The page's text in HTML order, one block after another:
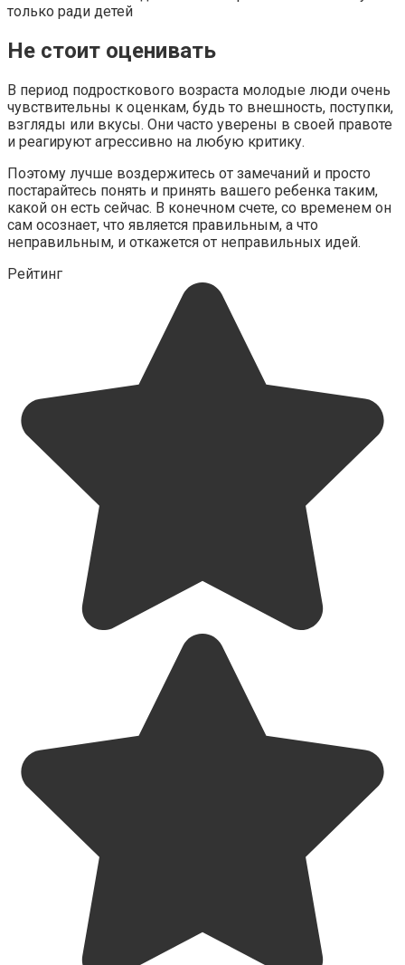
только ради детей
Не стоит оценивать
В период подросткового возраста молодые люди очень
чувствительны к оценкам, будь то внешность, поступки,
взгляды или вкусы. Они часто уверены в своей правоте
и реагируют агрессивно на любую критику.
Поэтому лучше воздержитесь от замечаний и просто
постарайтесь понять и принять вашего ребенка таким,
какой он есть сейчас. В конечном счете, со временем он
сам осознает, что является правильным, а что
неправильным, и откажется от неправильных идей.
Рейтинг